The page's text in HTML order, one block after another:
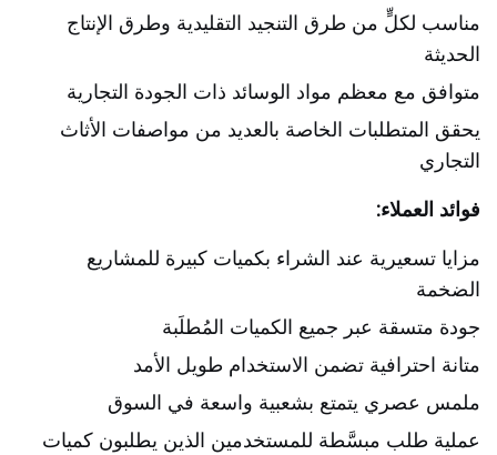
مناسب لكلٍّ من طرق التنجيد التقليدية وطرق الإنتاج
الحديثة
متوافق مع معظم مواد الوسائد ذات الجودة التجارية
يحقق المتطلبات الخاصة بالعديد من مواصفات الأثاث
التجاري
فوائد العملاء:
مزايا تسعيرية عند الشراء بكميات كبيرة للمشاريع
الضخمة
جودة متسقة عبر جميع الكميات المُطلَبة
متانة احترافية تضمن الاستخدام طويل الأمد
ملمس عصري يتمتع بشعبية واسعة في السوق
عملية طلب مبسَّطة للمستخدمين الذين يطلبون كميات